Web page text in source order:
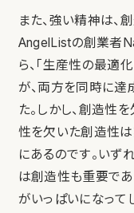
また、強い精神は、
AngelListの創業者
ら、「生産性の最適
が、両方を同時に達
た。しかし、創造性
性を欠いた創造性は
にあるのです。いず
は創造性も重要で
がいっぱいになって